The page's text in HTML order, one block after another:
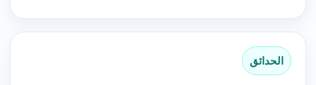
الحدائق